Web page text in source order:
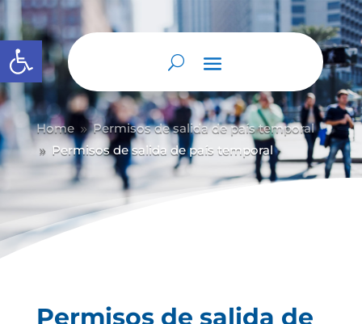
Abrir barra de herramientas
Home 9 Permisos de salida de país temporal
9 Permisos de salida de país temporal
Permisos de salida de